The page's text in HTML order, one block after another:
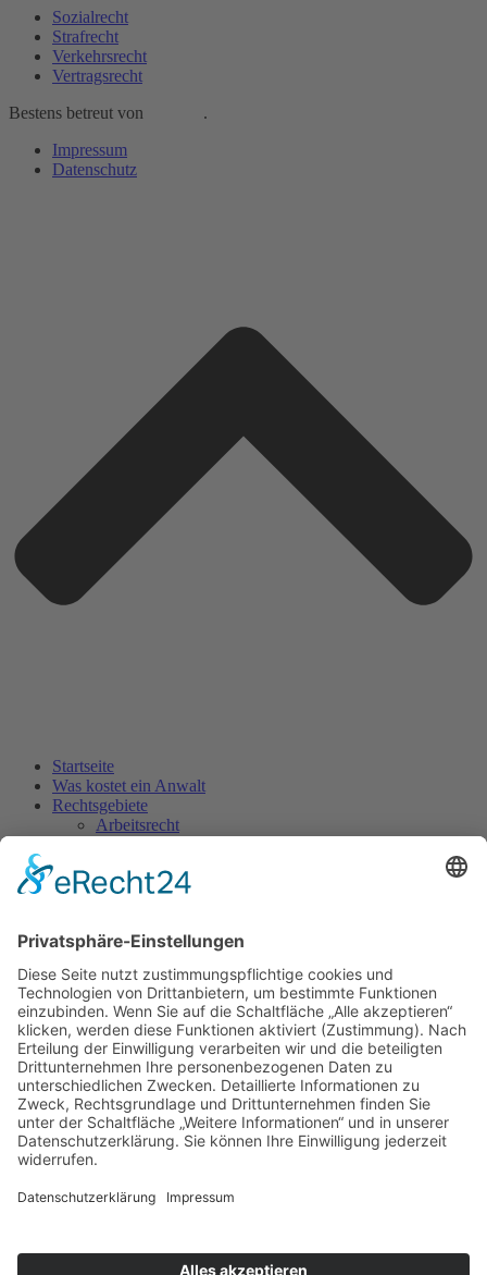
Sozialrecht
Strafrecht
Verkehrsrecht
Vertragsrecht
Bestens betreut von
.
Impressum
Datenschutz
Startseite
Was kostet ein Anwalt
Rechtsgebiete
Arbeitsrecht
Erbrecht
Strafrecht
Vertragsrecht
Unsere Kanzlei
Claudia Schulz-Römling​
Jörg Ehrke
Kontakt